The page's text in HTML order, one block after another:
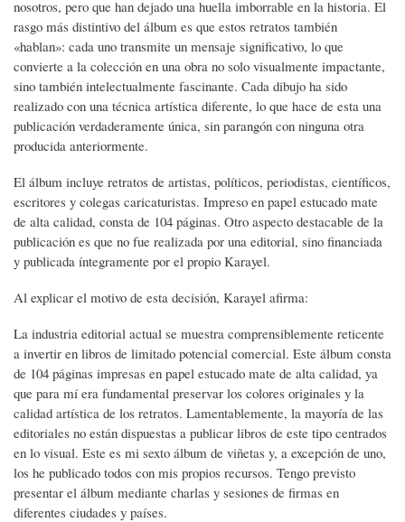
nosotros, pero que han dejado una huella imborrable en la historia. El
rasgo más distintivo del álbum es que estos retratos también
«hablan»: cada uno transmite un mensaje significativo, lo que
convierte a la colección en una obra no solo visualmente impactante,
sino también intelectualmente fascinante. Cada dibujo ha sido
realizado con una técnica artística diferente, lo que hace de esta una
publicación verdaderamente única, sin parangón con ninguna otra
producida anteriormente.
El álbum incluye retratos de artistas, políticos, periodistas, científicos,
escritores y colegas caricaturistas. Impreso en papel estucado mate
de alta calidad, consta de 104 páginas. Otro aspecto destacable de la
publicación es que no fue realizada por una editorial, sino financiada
y publicada íntegramente por el propio Karayel.
Al explicar el motivo de esta decisión, Karayel afirma:
La industria editorial actual se muestra comprensiblemente reticente
a invertir en libros de limitado potencial comercial. Este álbum consta
de 104 páginas impresas en papel estucado mate de alta calidad, ya
que para mí era fundamental preservar los colores originales y la
calidad artística de los retratos. Lamentablemente, la mayoría de las
editoriales no están dispuestas a publicar libros de este tipo centrados
en lo visual. Este es mi sexto álbum de viñetas y, a excepción de uno,
los he publicado todos con mis propios recursos. Tengo previsto
presentar el álbum mediante charlas y sesiones de firmas en
diferentes ciudades y países.